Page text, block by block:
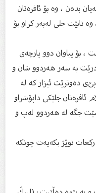
بدەن ، وە بۆ ئافرەتان
جلی لەبەر كراو بۆ
بۆ پیاوان دوو پارچەی
بە سەر هەردوو شان و
دەوترێت ئیزار كە لە
جلێكی داپۆشراو
جگە لە هەردوو لەپ و
نوێژ بكەیەت چونكە